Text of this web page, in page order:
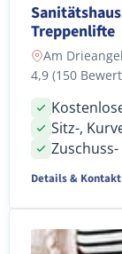
Treppenlifte
Am
4,9 (150
Sitz-,
Details &